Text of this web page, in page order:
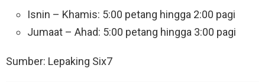
Isnin – Khamis: 5:00 petang hingga 2:00 pagi
Jumaat – Ahad: 5:00 petang hingga 3:00 pagi
Sumber: Lepaking Six7